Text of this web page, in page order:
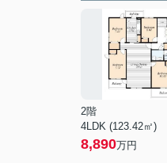
2階
4LDK (123.42㎡)
8,890万円